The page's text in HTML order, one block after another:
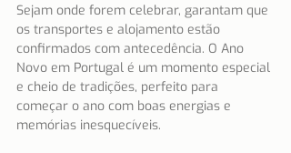
Sejam onde forem celebrar, garantam que
os transportes e alojamento estão
confirmados com antecedência. O Ano
Novo em Portugal é um momento especial
e cheio de tradições, perfeito para
começar o ano com boas energias e
memórias inesquecíveis.